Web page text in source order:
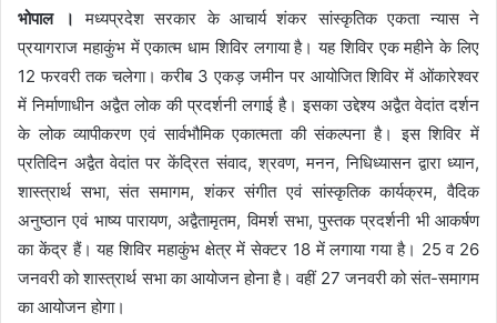
भोपाल । मध्यप्रदेश सरकार के आचार्य शंकर सांस्कृतिक एकता न्यास ने
प्रयागराज महाकुंभ में एकात्म धाम शिविर लगाया है। यह शिविर एक महीने के लिए
12 फरवरी तक चलेगा। करीब 3 एकड़ जमीन पर आयोजित शिविर में ओंकारेश्वर
में निर्माणाधीन अद्वैत लोक की प्रदर्शनी लगाई है। इसका उद्देश्य अद्वैत वेदांत दर्शन
के लोक व्यापीकरण एवं सार्वभौमिक एकात्मता की संकल्पना है। इस शिविर में
प्रतिदिन अद्वैत वेदांत पर केंद्रित संवाद, श्रवण, मनन, निधिध्यासन द्वारा ध्यान,
शास्त्रार्थ सभा, संत समागम, शंकर संगीत एवं सांस्कृतिक कार्यक्रम, वैदिक
अनुष्ठान एवं भाष्य पारायण, अद्वैतामृतम, विमर्श सभा, पुस्तक प्रदर्शनी भी आकर्षण
का केंद्र हैं। यह शिविर महाकुंभ क्षेत्र में सेक्टर 18 में लगाया गया है। 25 व 26
जनवरी को शास्त्रार्थ सभा का आयोजन होना है। वहीं 27 जनवरी को संत-समागम
का आयोजन होगा।